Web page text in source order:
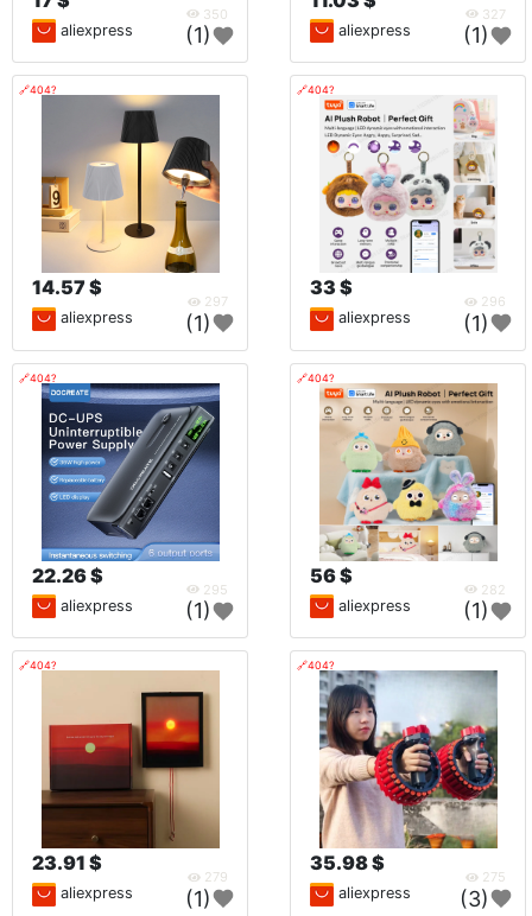
350
aliexpress (1)
327
aliexpress (1)
🔗404?
14.57 $
297
aliexpress (1)
🔗404?
33 $
296
aliexpress (1)
🔗404?
22.26 $
295
aliexpress (1)
🔗404?
56 $
282
aliexpress (1)
🔗404?
23.91 $
279
aliexpress (1)
🔗404?
35.98 $
275
aliexpress (3)